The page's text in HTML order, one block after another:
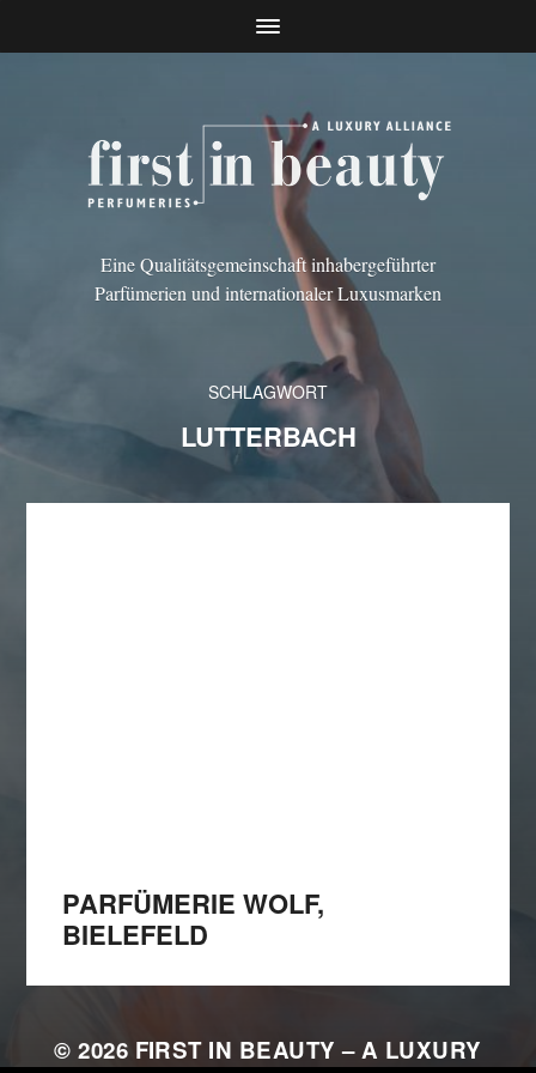
Eine Qualitätsgemeinschaft inhabergeführter
Parfümerien und internationaler Luxusmarken
SCHLAGWORT
LUTTERBACH
PARFÜMERIE WOLF,
BIELEFELD
© 2026 FIRST IN BEAUTY – A LUXURY